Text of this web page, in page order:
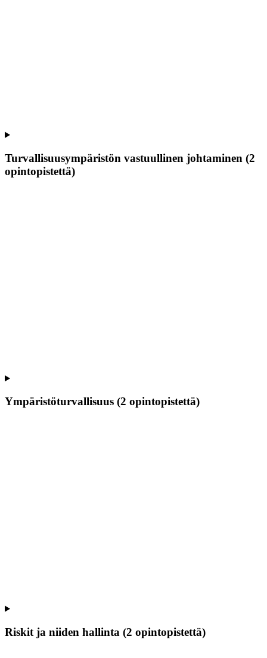
Turvallisuusympäristön vastuullinen johtaminen (2
opintopistettä)
Ympäristöturvallisuus (2 opintopistettä)
Riskit ja niiden hallinta (2 opintopistettä)